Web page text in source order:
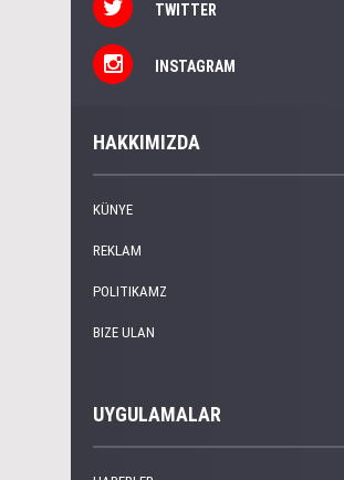
TWITTER
INSTAGRAM
HAKKIMIZDA
KÜNYE
REKLAM
POLITIKAMZ
BIZE ULAN
UYGULAMALAR